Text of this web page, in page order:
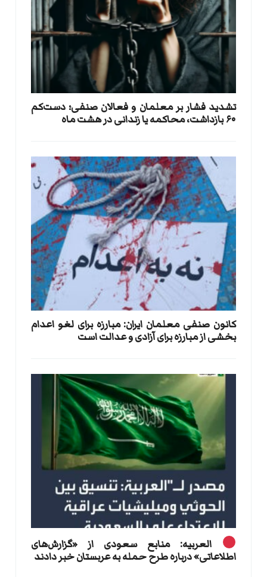
تشدید فشار بر معلمان و فعالان صنفی؛ دست‌کم
۶۰ بازداشت، محاکمه یا زندانی در هشت ماه
کانون صنفی معلمان ایران: مبارزه برای لغو اعدام
بخشی از مبارزه برای آزادی و عدالت است
العربیه: منابع سعودی از «گزارش‌های
اطلاعاتی» درباره طرح حمله به عربستان خبر دادند